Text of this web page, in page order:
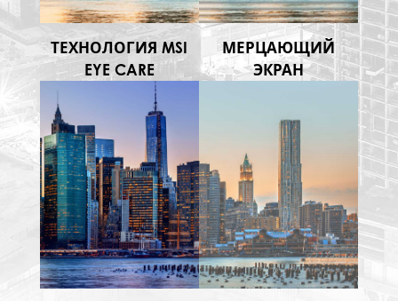
ТЕХНОЛОГИЯ MSI
EYE CARE
МЕРЦАЮЩИЙ
ЭКРАН